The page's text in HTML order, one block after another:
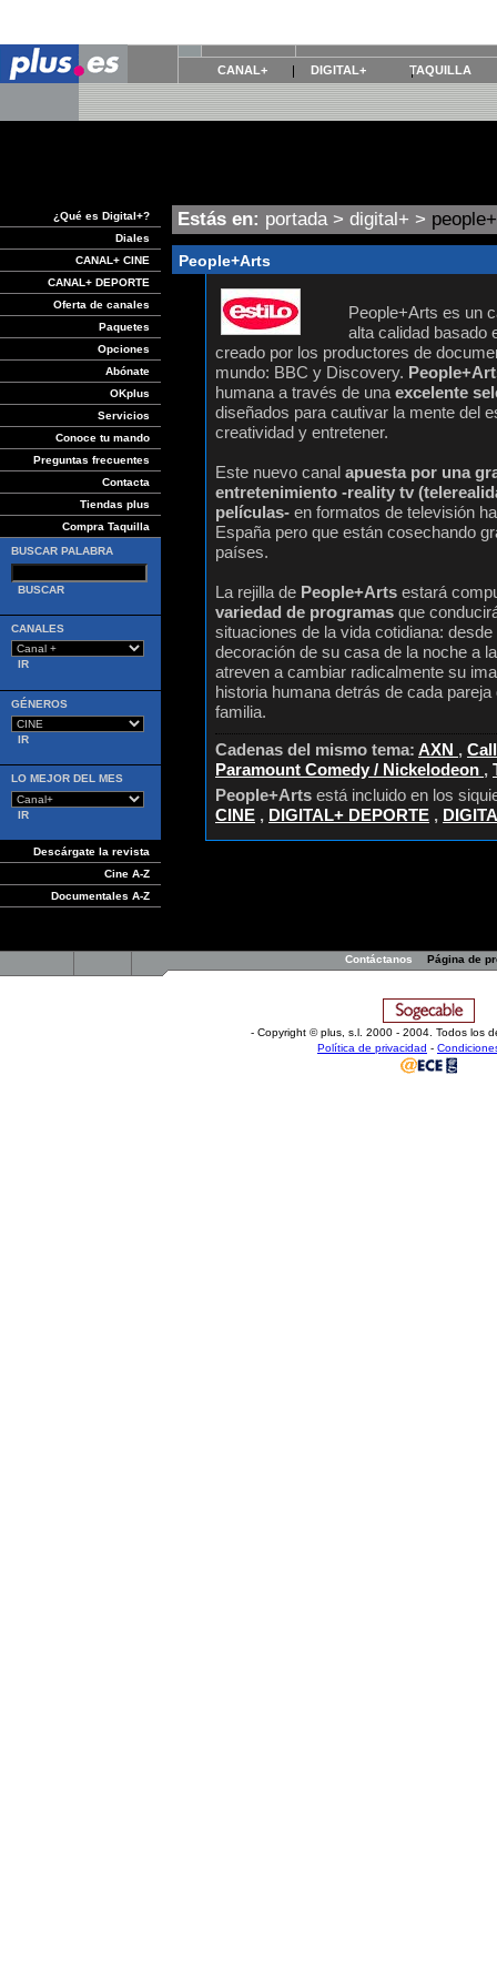
CANAL+ DIGITAL+ TAQUILLA
¿Qué es Digital+?
Diales
CANAL+ CINE
CANAL+ DEPORTE
Oferta de canales
Paquetes
Opciones
Abónate
OKplus
Servicios
Conoce tu mando
Preguntas frecuentes
Contacta
Tiendas plus
Compra Taquilla
BUSCAR PALABRA
CANALES
GÉNEROS
LO MEJOR DEL MES
Descárgate la revista
Cine A-Z
Documentales A-Z
Estás en: portada> digital+ >
People+Arts
People+Arts es un
alta calidad basado
creado por los productores de
mundo: BBC y Discovery.
humana a través de una excelente
diseñados para cautivar la mente del
creatividad y entretener.
Este nuevo canal apuesta por una
entretenimiento -reality tv
películas- en formatos de televisión
España pero que están cosechando
países.
La rejilla de People+Arts estará
variedad de programas que
situaciones de la vida cotidiana:
decoración de su casa de la noche a
atreven a cambiar radicalmente su
historia humana detrás de cada
familia.
Cadenas del mismo tema: AXN ,
Paramount Comedy / Nickelodeon ,
People+Arts está incluido en los
CINE , DIGITAL+ DEPORTE ,
Contáctanos Página de
- Copyright © plus, s.l 2000 - 2004. Todos los
Política de privacidad -